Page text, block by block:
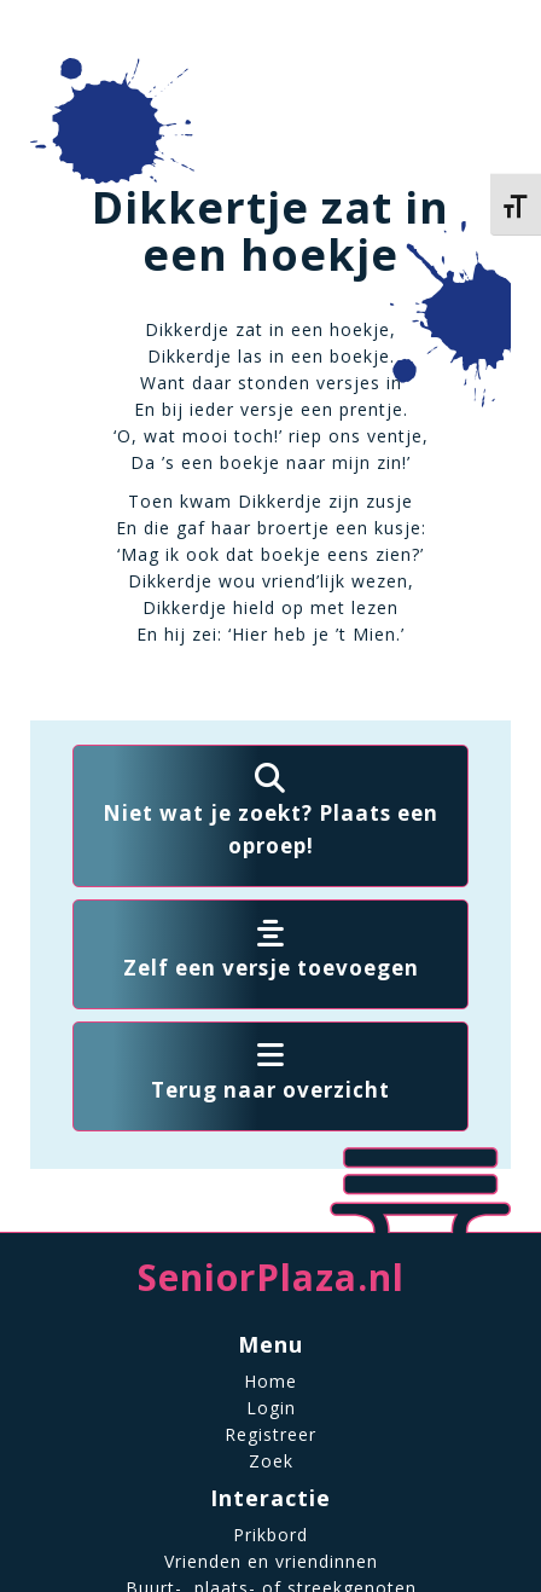
Dikkertje zat in
een hoekje
Dikkerdje zat in een hoekje,
Dikkerdje las in een boekje.
Want daar stonden versjes in
En bij ieder versje een prentje.
‘O, wat mooi toch!’ riep ons ventje,
Da ’s een boekje naar mijn zin!’
Toen kwam Dikkerdje zijn zusje
En die gaf haar broertje een kusje:
‘Mag ik ook dat boekje eens zien?’
Dikkerdje wou vriend’lijk wezen,
Dikkerdje hield op met lezen
En hij zei: ‘Hier heb je ’t Mien.’
Niet wat je zoekt? Plaats een
oproep!
Zelf een versje toevoegen
Terug naar overzicht
SeniorPlaza.nl
Menu
Home
Login
Registreer
Zoek
Interactie
Prikbord
Vrienden en vriendinnen